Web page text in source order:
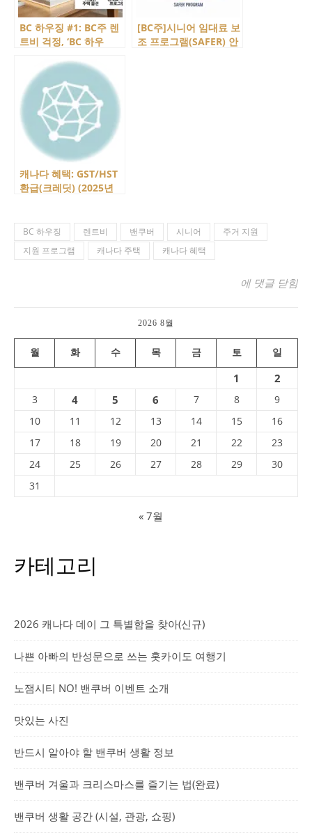
BC 하우징 #1: BC주 렌
트비 걱정, ‘BC 하우
을까?
[BC주]시니어 임대료 보
조 프로그램(SAFER) 안
캐나다 혜택: GST/HST
환급(크레딧) (2025년
BC 하우징 렌트비 밴쿠버 시니어
주거 지원
지원 프로그램
캐나다 주택 캐나다 혜택
캐나다 주택 :
에 댓글 닫힘
2026 8월
월 화 수 목 금 토 일
1 2
3 4 5 6 7 8
9
10
11 12 13 14 15
16
17
18 19 20 21 22
23
24
25 26 27 28 29
30
31
« 7월
카테고리
2026 캐나다 데이 그 특별함을 찾아(신규)
나쁜 아빠의 반성문으로 쓰는 홋카이도 여행기
노잼시티 NO! 밴쿠버 이벤트 소개
맛있는 사진
반드시 알아야 할 밴쿠버 생활 정보
밴쿠버 겨울과 크리스마스를 즐기는 법(완료)
밴쿠버 생활 공간 (시설, 관광, 쇼핑)